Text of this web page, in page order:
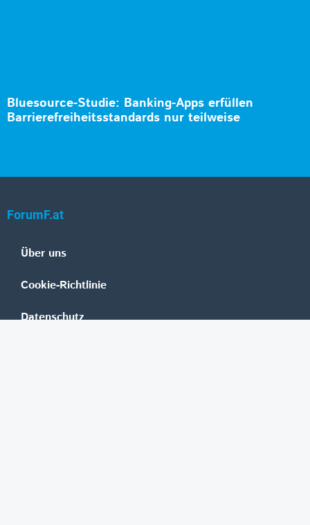
Bluesource-Studie: Banking-Apps erfüllen
Barrierefreiheitsstandards nur teilweise
ForumF.at
Über uns
Cookie-Richtlinie
Datenschutz